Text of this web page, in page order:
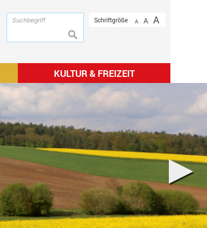
Schriftgröße A A A
suchen
KULTUR & FREIZEIT